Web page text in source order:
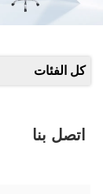
كل الفئات
اتصل بنا